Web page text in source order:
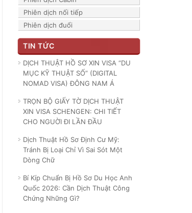
Phiên dịch nối tiếp
Phiên dịch đuổi
TIN TỨC
DỊCH THUẬT HỒ SƠ XIN VISA “DU
MỤC KỸ THUẬT SỐ” (DIGITAL
NOMAD VISA) ĐÔNG NAM Á
TRỌN BỘ GIẤY TỜ DỊCH THUẬT
XIN VISA SCHENGEN: CHI TIẾT
CHO NGUỜI ĐI LẦN ĐẦU
Dịch Thuật Hồ Sơ Định Cư Mỹ:
Tránh Bị Loại Chỉ Vì Sai Sót Một
Dòng Chữ
Bí Kíp Chuẩn Bị Hồ Sơ Du Học Anh
Quốc 2026: Cần Dịch Thuật Công
Chứng Những Gì?